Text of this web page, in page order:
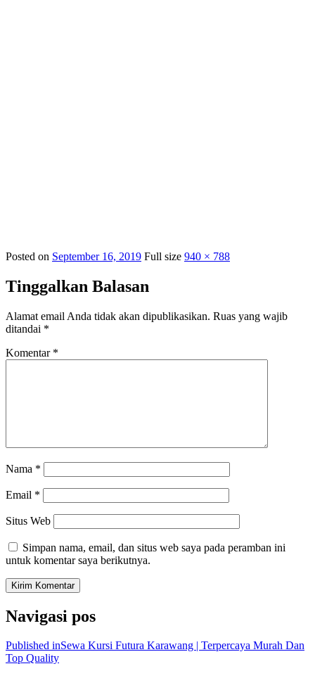
Posted on September 16, 2019 Full size 940 × 788
Tinggalkan Balasan
Alamat email Anda tidak akan dipublikasikan. Ruas yang wajib
ditandai *
Komentar *
Nama *
Email *
Situs Web
Simpan nama, email, dan situs web saya pada peramban ini
untuk komentar saya berikutnya.
Navigasi pos
Published inSewa Kursi Futura Karawang | Terpercaya Murah Dan
Top Quality